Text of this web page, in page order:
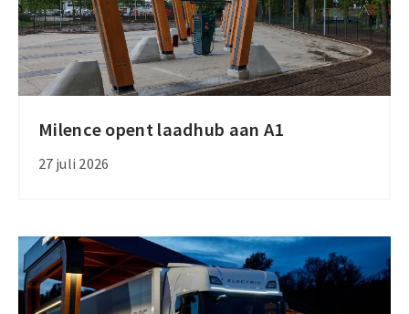
Milence opent laadhub aan A1
27 juli 2026
Milence
opent
A1